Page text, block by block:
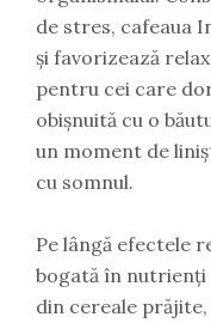
de stres, cafeaua
și favorizează
pentru cei care
obișnuită cu o
un moment de
cu somnul.
Pe lângă efectele
bogată în nutrienți
din cereale